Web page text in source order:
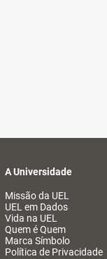
A Universidade
Missão da UEL
UEL em Dados
Vida na UEL
Quem é Quem
Marca Símbolo
Política de Privacidade